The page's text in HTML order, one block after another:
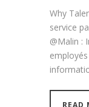
Why
service
@Malin :
READ